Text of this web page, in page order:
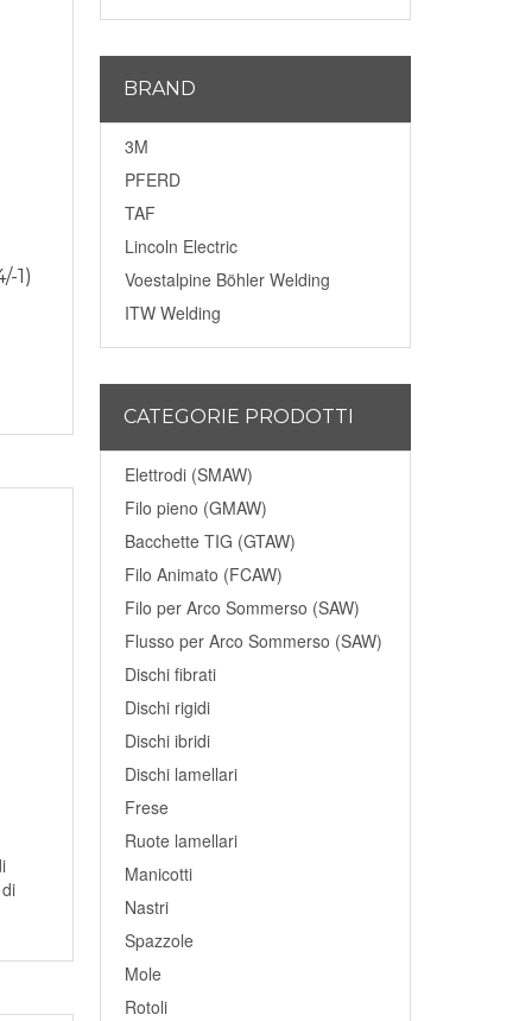
1)
BRAND
3M
PFERD
TAF
Lincoln Electric
Voestalpine Böhler Welding
ITW Welding
CATEGORIE PRODOTTI
Elettrodi (SMAW)
Filo pieno (GMAW)
Bacchette TIG (GTAW)
Filo Animato (FCAW)
Filo per Arco Sommerso (SAW)
Flusso per Arco Sommerso (SAW)
Dischi fibrati
Dischi rigidi
Dischi ibridi
Dischi lamellari
Frese
Ruote lamellari
Manicotti
Nastri
Spazzole
Mole
Rotoli